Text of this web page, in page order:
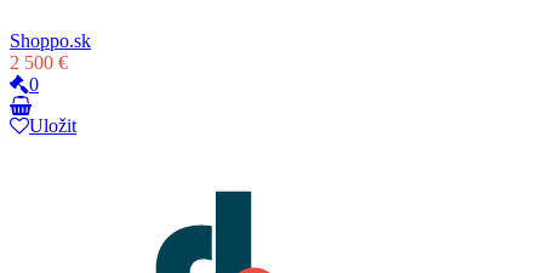
Shoppo.sk
2 500 €
0
Uložit